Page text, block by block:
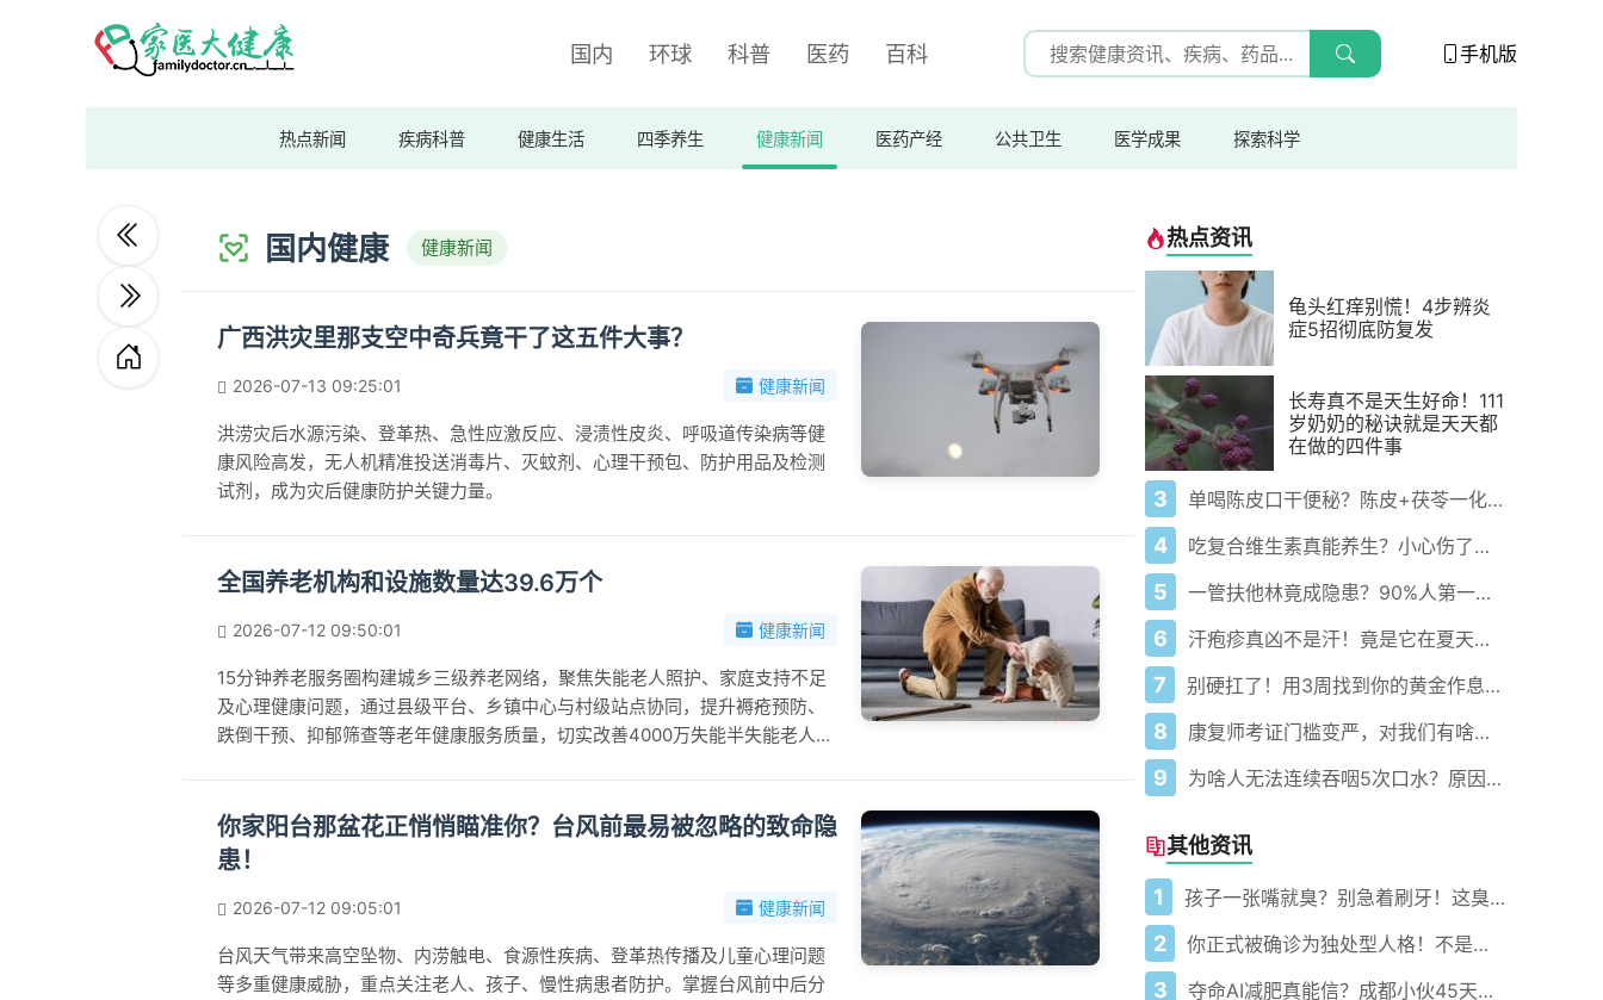
国内 环球 科普 医药 百科 手机版
热点新闻 疾病科普 健康生活 四季养生 健康新闻 医药产经 公共卫生 医学成果 探索科学
国内健康 健康新闻
广西洪灾里那支空中奇兵竟干了这五件大事？
2026-07-13 09:25:01 健康新闻
洪涝灾后水源污染、登革热、急性应激反应、浸渍性皮炎、呼吸道传染病等健
康风险高发，无人机精准投送消毒片、灭蚊剂、心理干预包、防护用品及检测
试剂，成为灾后健康防护关键力量。
全国养老机构和设施数量达39.6万个
2026-07-12 09:50:01 健康新闻
15分钟养老服务圈构建城乡三级养老网络，聚焦失能老人照护、家庭支持不足
及心理健康问题，通过县级平台、乡镇中心与村级站点协同，提升褥疮预防、
跌倒干预、抑郁筛查等老年健康服务质量，切实改善4000万失能半失能老人生
你家阳台那盆花正悄悄瞄准你？台风前最易被忽略的致命隐
患！
2026-07-12 09:05:01 健康新闻
台风天气带来高空坠物、内涝触电、食源性疾病、登革热传播及儿童心理问题
等多重健康威胁，重点关注老人、孩子、慢性病患者防护。掌握台风前中后分
热点资讯
龟头红痒别慌！4步辨炎
症5招彻底防复发
长寿真不是天生好命！111
岁奶奶的秘诀就是天天都
在做的四件事
3 单喝陈皮口干便秘？陈皮+茯苓一化一排稳祛湿不伤身
4 吃复合维生素真能养生？小心伤了你的肝！
5 一管扶他林竟成隐患？90%人第一步就错了！
6 汗疱疹真凶不是汗！竟是它在夏天偷偷搞鬼？
7 别硬扛了！用3周找到你的黄金作息你的身体在等你
8 康复师考证门槛变严，对我们有啥实在好处？
9 为啥人无法连续吞咽5次口水？原因大揭秘！
其他资讯
1 孩子一张嘴就臭？别急着刷牙！这臭味里藏了4个危险信号
2 你正式被确诊为独处型人格！不是病而是天赋
3 夺命AI减肥真能信？成都小伙45天减40斤后差点没了！